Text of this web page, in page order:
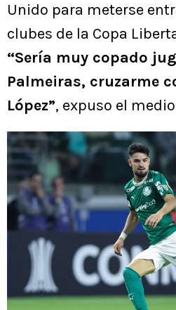
Unido para meterse
clubes de la Copa
“Sería muy copado
Palmeiras, cruzarme
López”, expuso el